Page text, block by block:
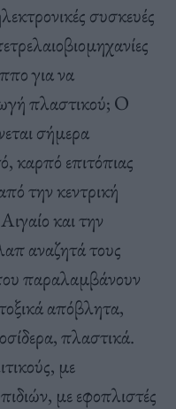
συσκευές
για να
πλαστικού; Ο
σήμερα
καρπό επιτόπιας
την κεντρική
και την
αναζητά τους
παραλαμβάνουν
απόβλητα,
πλαστικά.
με
με εφοπλιστές